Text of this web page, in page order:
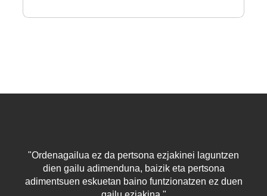
"Ordenagailua ez da pertsona ezjakinei laguntzen
dien gailu adimenduna, baizik eta pertsona
adimentsuen eskuetan baino funtzionatzen ez duen